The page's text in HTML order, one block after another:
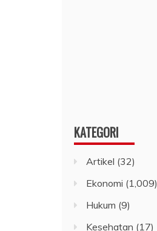
KATEGORI
Artikel (32)
Ekonomi (1,009)
Hukum (9)
Kesehatan (17)